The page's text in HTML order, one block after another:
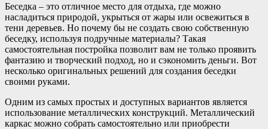
Беседка – это отличное место для отдыха, где можно
насладиться природой, укрыться от жары или освежиться в
тени деревьев. Но почему бы не создать свою собственную
беседку, используя подручные материалы? Такая
самостоятельная постройка позволит вам не только проявить
фантазию и творческий подход, но и сэкономить деньги. Вот
несколько оригинальных решений для создания беседки
своими руками.
Одним из самых простых и доступных вариантов является
использование металлических конструкций. Металлический
каркас можно собрать самостоятельно или приобрести